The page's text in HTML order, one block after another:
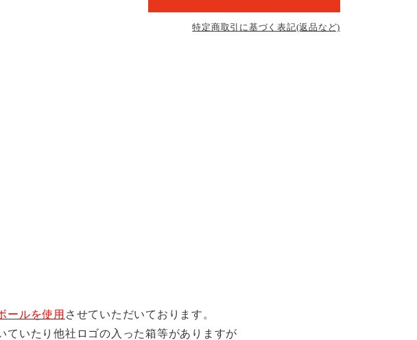
特定商取引に基づく表記(返品など)
ールを使用 させていただいております。
ていたり他社ロゴの入った箱等がありますが